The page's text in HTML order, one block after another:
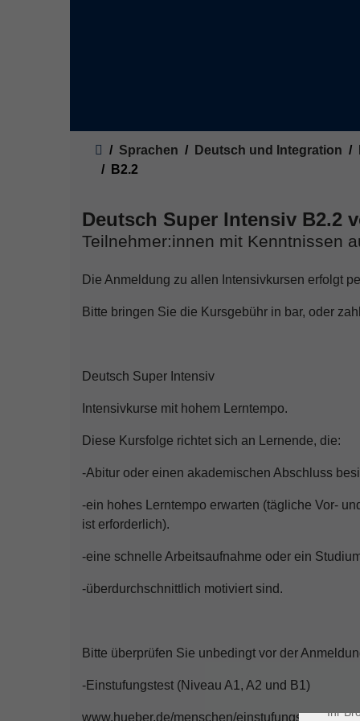
Sprachen Deutsch und Integration
B2.2
Deutsch Super Intensiv B2.2
Teilnehmer:innen mit Kenntnissen
Die Anmeldung zu allen Intensivkursen erfolgt
Bitte bringen Sie die Kursgebühr in bar, oder
Deutsch Super Intensiv
Intensivkurse mit hohem Lerntempo.
Diese Kursfolge richtet sich an Lernende, die:
-Abitur oder einen akademischen Abschluss
-ein hohes Lerntempo erwarten (tägliche Vor-
ist erforderlich).
-eine schnelle Arbeitsaufnahme oder ein
-überdurchschnittlich motiviert sind.
Bitte überprüfen Sie unbedingt vor der
-Einstufungstest (Niveau A1, A2 und B1)
www.hueber.de/menschen/einstufungstest Ihr